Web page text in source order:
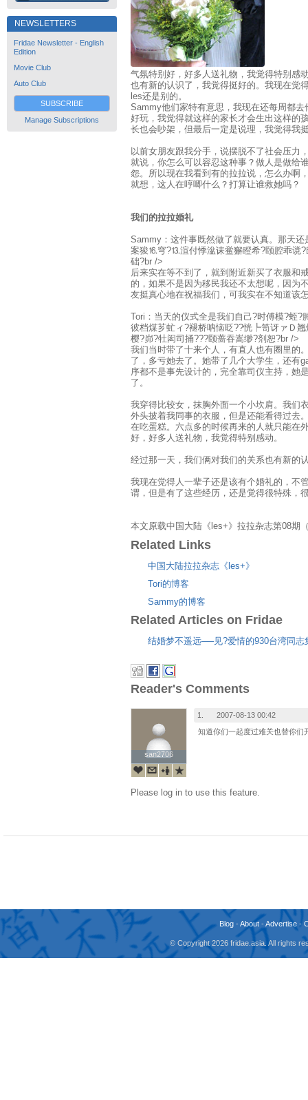
NEWSLETTERS
Fridae Newsletter - English
Edition
Movie Club
Auto Club
SUBSCRIBE
Manage Subscriptions
气氛特别好，好多人送礼物，我觉得特别感
也有新的认识了，我觉得挺好的。我现在觉
les还是别的。
Sammy他们家特有意思，我现在还每周都
好玩，我觉得就这样的家长才会生出这样的
长也会吵架，但最后一定是说理，我觉得我
以前女朋友跟我分手，说摆脱不了社会压力
就说，你怎么可以容忍这种事？做人是做给
怨。所以现在我看到有的拉拉说，怎么办啊
就想，这人在哼唧什么？打算让谁救她吗？
我们的拉拉婚礼
Sammy：这件事既然做了就要认真。那天
案狻⒗穹?⒔渲付悸湓诔鲎獬瞪希?颐腔乖谠
础?br />
后来实在等不到了，就到附近新买了衣服和
的，如果不是因为移民我还不太想呢，因为
友挺真心地在祝福我们，可我实在不知道该
Tori：当天的仪式全是我们自己?时傅模?蛭?
彼档煤芗虻ィ?褪桥呐恼眨??恍┡笥讶ァＤ
樱?峁?牡闳司捅???颐蔷吞嵩缈?剂恕?br />
我们当时带了十来个人，有直人也有圈里的
了，多亏她去了。她带了几个大学生，还有
序都不是事先设计的，完全靠司仪主持，她
了。
我穿得比较女，抹胸外面一个小坎肩。我们
外头披着我同事的衣服，但是还能看得过去
在吃蛋糕。六点多的时候再来的人就只能在
好，好多人送礼物，我觉得特别感动。
经过那一天，我们俩对我们的关系也有新的
我现在觉得人一辈子还是该有个婚礼的，不
谓，但是有了这些经历，还是觉得很特殊，
本文原载中国大陆《les+》拉拉杂志第08期
Related Links
中国大陆拉拉杂志《les+》
Tori的博客
Sammy的博客
Related Articles on Fridae
结婚梦不遥远──见?爱情的930台湾同志
Reader's Comments
san2706
san2706
1.
2007-08-13 00:42
知道你们一起度过难关也替你们
Please log in to use this feature.
Blog -About -Advertise -
© Copyright 2026 fridae.asia. All rights